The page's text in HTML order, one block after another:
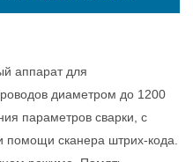
аппарат для
диаметром до 1200
параметров сварки, с
помощи сканера штрих-кода.